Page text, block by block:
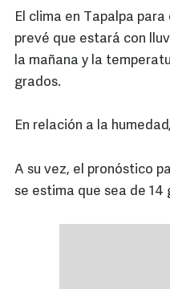
El clima en Tapalpa
prevé que estará con
la mañana y la
grados.
En relación a la
A su vez, el pronóstico
se estima que sea de 14